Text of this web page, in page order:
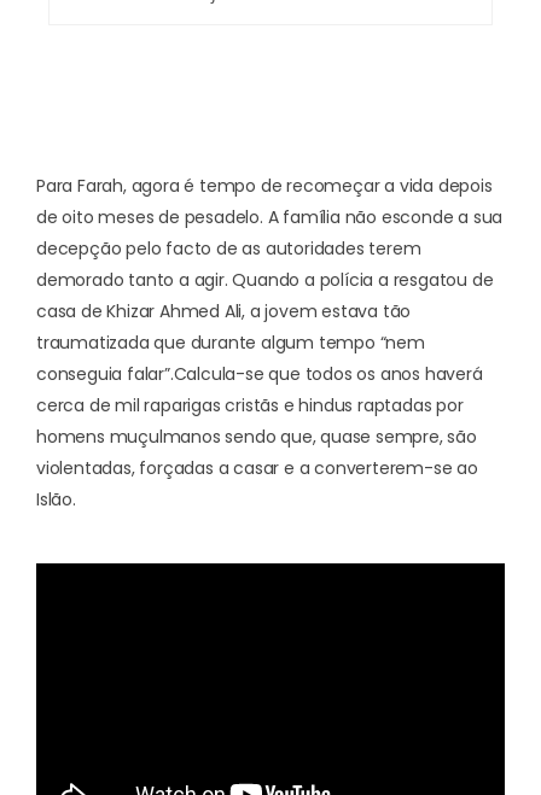
Para Farah, agora é tempo de recomeçar a vida depois
deoito meses de pesadelo. A família não esconde a sua
decepção pelo facto de as autoridades terem
demorado tanto a agir. Quando a polícia a resgatou de
casa de Khizar Ahmed Ali, a jovem estava tão
traumatizada que durante algum tempo “nem
conseguia falar”.Calcula-se que todos os anos haverá
cerca de mil raparigas cristãs e hindus raptadas por
homens muçulmanos sendo que, quase sempre, são
violentadas, forçadas a casar e a converterem-se ao
Islão.